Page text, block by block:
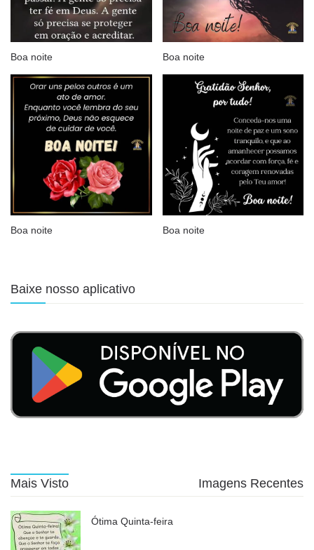
Boa noite Boa noite
Boa noite Boa noite
Baixe nosso aplicativo
Mais Visto Imagens Recentes
Ótima Quinta-feira